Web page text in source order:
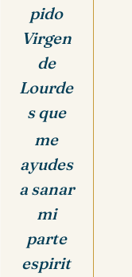
pido
Virgen
de
Lourde
s que
me
ayudes
a sanar
mi
parte
espirit